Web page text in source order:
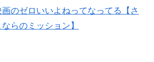
画のゼロいいよねってなってる【さ
ならのミッション】